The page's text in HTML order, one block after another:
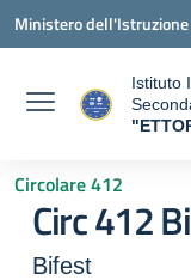
Vai ai contenuti
Vai al menu di
Vai al footer
Ministero
Istituto
Circolare 412
Circ 412
Bifest